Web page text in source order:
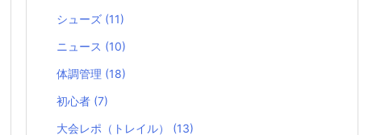
シューズ (11)
ニュース (10)
体調管理 (18)
初心者 (7)
大会レポ（トレイル） (13)